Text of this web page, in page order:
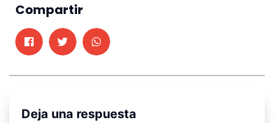
Compartir
Deja una respuesta